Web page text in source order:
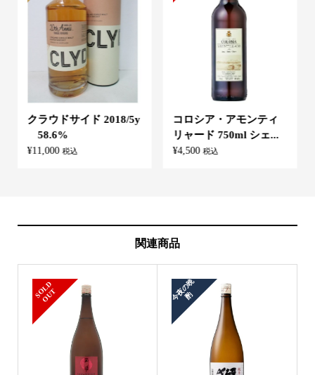
クラウドサイド 2018/5y
58.6%
¥11,000 税込
コロシア・アモンティ
リャード 750ml シェ...
¥4,500 税込
関連商品
S
O
L
D
O
U
T 今
夜
の
晩
酌